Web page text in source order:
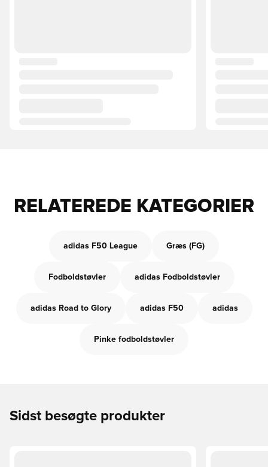
RELATEREDE KATEGORIER
adidas F50 League Græs (FG)
Fodboldstøvler adidas Fodboldstøvler
adidas Road to Glory adidas F50 adidas
Pinke fodboldstøvler
Sidst besøgte produkter